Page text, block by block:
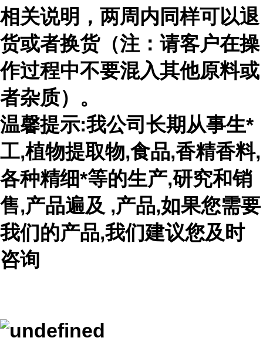
相关说明，两周内同样可以退
货或者换货（注：请客户在操
作过程中不要混入其他原料或
者杂质）。
温馨提示:我公司长期从事生*
工,植物提取物,食品,香精香料,
各种精细*等的生产,研究和销
售,产品遍及 ,产品,如果您需要
我们的产品,我们建议您及时
咨询